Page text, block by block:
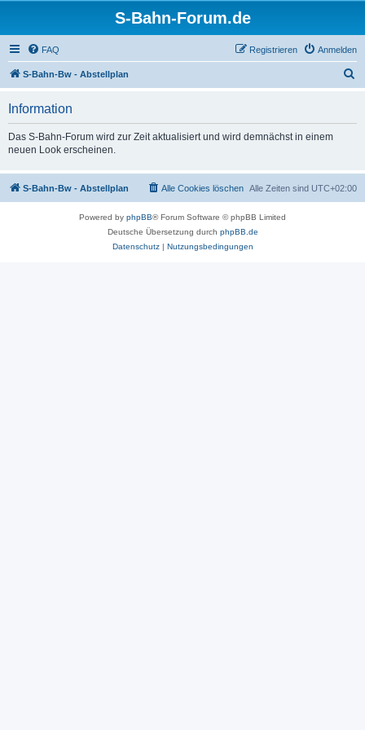
S-Bahn-Forum.de
FAQ Anmelden
Registrieren
S-Bahn-Bw - Abstellplan
Information
Das S-Bahn-Forum wird zur Zeit aktualisiert und wird demnächst in einem
neuen Look erscheinen.
S-Bahn-Bw - Abstellplan Alle Zeiten sind UTC+02:00
Alle Cookies löschen
Powered by phpBB® Forum Software © phpBB Limited
Deutsche Übersetzung durch phpBB.de
Datenschutz| Nutzungsbedingungen